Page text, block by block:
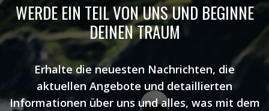
WERDE EIN TEIL VON UNS UND BEGINNE
DEINEN TRAUM
Erhalte die neuesten Nachrichten, die
aktuellen Angebote und detaillierten
Informationen über uns und alles, was mit dem